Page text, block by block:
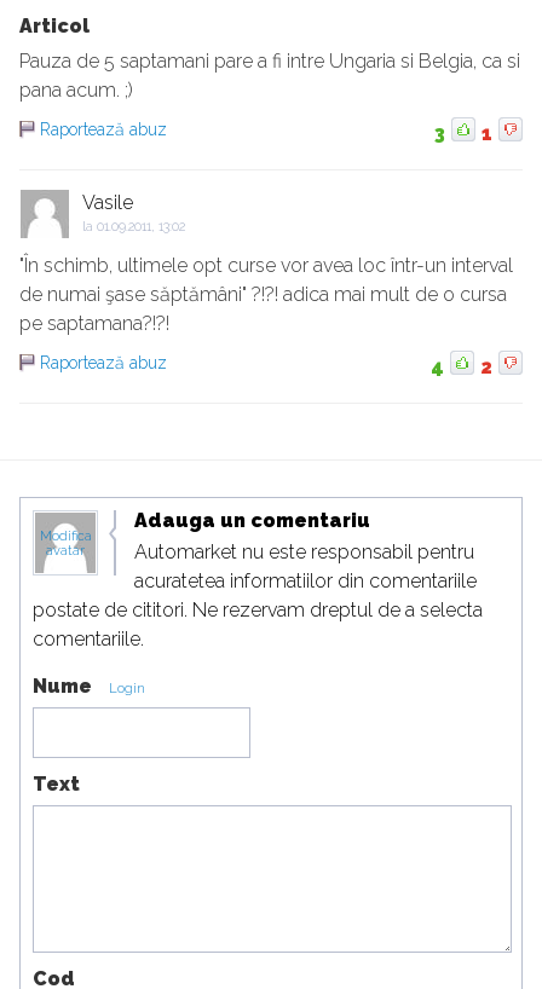
Articol
Pauza de 5 saptamani pare a fi intre Ungaria si Belgia, ca si
pana acum. ;)
Raportează abuz 3 1
Vasile
la 01.09.2011, 13:02
"În schimb, ultimele opt curse vor avea loc într-un interval
de numai şase săptămâni" ?!?! adica mai mult de o cursa
pe saptamana?!?!
Raportează abuz 4 2
Modifica
avatar
Adauga un comentariu
Automarket nu este responsabil pentru
acuratetea informatiilor din comentariile
postate de cititori. Ne rezervam dreptul de a selecta
comentariile.
Nume Login
Text
Cod